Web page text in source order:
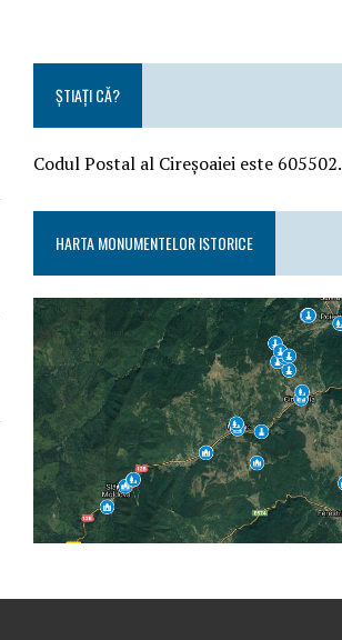
ȘTIAȚI CĂ?
Codul Postal al Cireșoaiei este 605502.
HARTA MONUMENTELOR ISTORICE